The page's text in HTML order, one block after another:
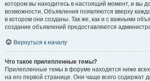
котором вы находитесь в настоящий момент, и вы
возможности. Объявления появляются вверху
в котором они созданы. Так же, как и с важными
создание объявлений предоставляются
Вернуться к началу
Что такое прилепленные темы?
Прилепленные темы в форуме находятся ниже
на его первой странице. Они чаще всего содержат